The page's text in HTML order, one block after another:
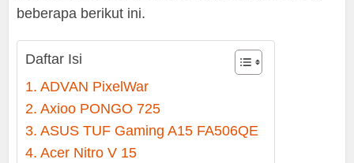
beberapa berikut ini.
Daftar Isi
1. ADVAN PixelWar
2. Axioo PONGO 725
3. ASUS TUF Gaming A15 FA506QE
4. Acer Nitro V 15